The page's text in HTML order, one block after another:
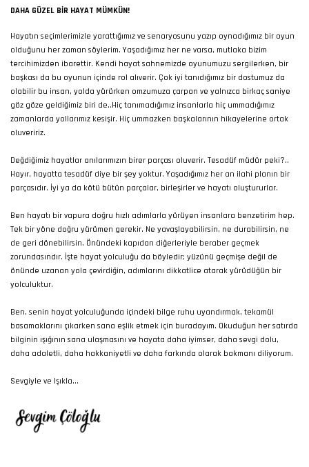
DAHA GÜZEL BIR HAYAT MÜMKÜN!
Hayatın seçimlerimizle yarattığımız ve senaryosunu yazıp oynadığımız bir oyun
olduğunu her zaman söylerim. Yaşadığımız her ne varsa, mutlaka bizim
tercihimizden ibarettir. Kendi hayat sahnemizde oyunumuzu sergilerken, bir
başkası da bu oyunun içinde rol alıverir. Çok iyi tanıdığımız bir dostumuz da
olabilir bu insan, yolda yürürken omzumuza çarpan ve yalnızca birkaç saniye
göz göze geldiğimiz biri de..Hiç tanımadığımız insanlarla hiç ummadığımız
zamanlarda yollarımız kesişir. Hiç ummazken başkalarının hikayelerine ortak
oluveririz.
Değdiğimiz hayatlar anılarımızın birer parçası oluverir. Tesadüf müdür peki?..
Hayır, hayatta tesadüf diye bir şey yoktur. Yaşadığımız her an ilahi planın bir
parçasıdır. İyi ya da kötü bütün parçalar, birleşirler ve hayatı oluştururlar.
Ben hayatı bir vapura doğru hızlı adımlarla yürüyen insanlara benzetirim hep.
Tek bir yöne doğru yürümen gerekir. Ne yavaşlayabilirsin, ne durabilirsin, ne
de geri dönebilirsin. Önündeki kapıdan diğerleriyle beraber geçmek
zorundasındır. İşte hayat yolculuğu da böyledir; yüzünü geçmişe değil de
önünde uzanan yola çevirdiğin, adımlarını dikkatlice atarak yürüdüğün bir
yolculuktur.
Ben, senin hayat yolculuğunda içindeki bilge ruhu uyandırmak, tekamül
basamaklarını çıkarken sana eşlik etmek için buradayım. Okuduğun her satırda
bilginin ışığının sana ulaşmasını ve hayata daha iyimser, daha sevgi dolu,
daha adaletli, daha hakkaniyetli ve daha farkında olarak bakmanı diliyorum.
Sevgiyle ve Işıkla...